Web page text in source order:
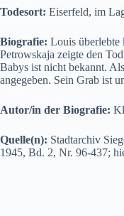
Todesort: Eiserfeld, im
Biografie: Louis überlebte
Petrowskaja zeigte den
Babys ist nicht bekannt.
angegeben. Sein Grab ist
Autor/in der Biografie:
Quelle(n): Stadtarchiv
1945, Bd. 2, Nr. 96-437;